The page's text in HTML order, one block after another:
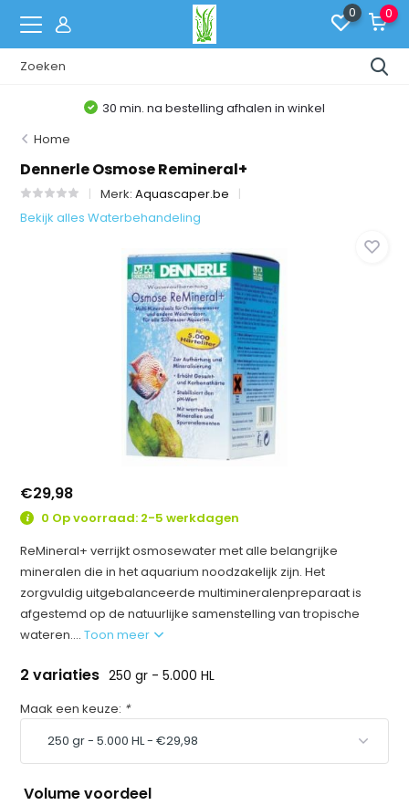
0 0
30 min. na bestelling afhalen in winkel
Home
Dennerle Osmose Remineral+
Merk:Aquascaper.be
Bekijk alles Waterbehandeling
€29,98
0 Op voorraad: 2-5 werkdagen
ReMineral+ verrijkt osmosewater met alle belangrijke
mineralen die in het aquarium noodzakelijk zijn. Het
zorgvuldig uitgebalanceerde multimineralenpreparaat is
afgestemd op de natuurlijke samenstelling van tropische
wateren....Toon meer
2 variaties 250 gr - 5.000 HL
Maak een keuze: *
Volume voordeel